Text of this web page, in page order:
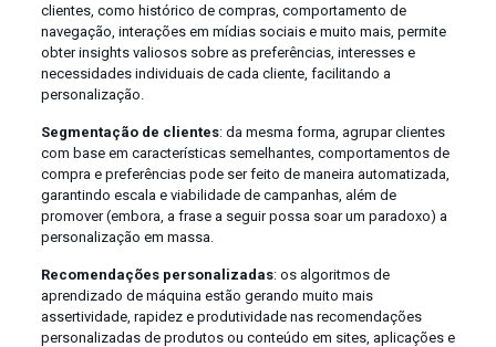
clientes, como histórico de compras, comportamento de
navegação, interações em mídias sociais e muito mais, permite
obter insights valiosos sobre as preferências, interesses e
necessidades individuais de cada cliente, facilitando a
personalização.
Segmentação de clientes: da mesma forma, agrupar clientes
com base em características semelhantes, comportamentos de
compra e preferências pode ser feito de maneira automatizada,
garantindo escala e viabilidade de campanhas, além de
promover (embora, a frase a seguir possa soar um paradoxo) a
personalização em massa.
Recomendações personalizadas: os algoritmos de
aprendizado de máquina estão gerando muito mais
assertividade, rapidez e produtividade nas recomendações
personalizadas de produtos ou conteúdo em sites, aplicações e